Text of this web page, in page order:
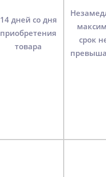
14 дней со дня
приобретения
товара
срок